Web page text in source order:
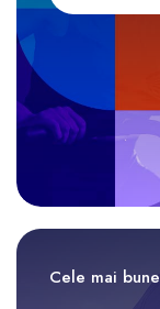
Cele mai